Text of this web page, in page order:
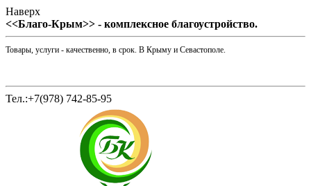
Наверх
<<Благо-Крым>> - комплексное благоустройство.
Товары, услуги - качественно, в срок. В Крыму и Севастополе.
Тел.:+7(978) 742-85-95